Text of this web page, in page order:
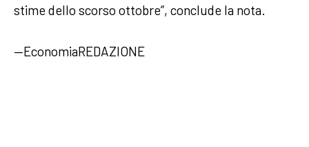
stime dello scorso ottobre”, conclude la nota.
—EconomiaREDAZIONE